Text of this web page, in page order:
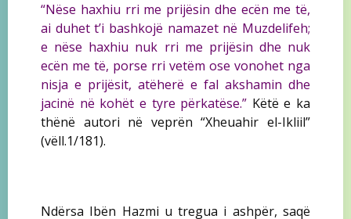
“Nëse haxhiu rri me prijësin dhe ecën me të,
ai duhet t’i bashkojë namazet në Muzdelifeh;
e nëse haxhiu nuk rri me prijësin dhe nuk
ecën me të, porse rri vetëm ose vonohet nga
nisja e prijësit, atëherë e fal akshamin dhe
jacinë në kohët e tyre përkatëse.” Këtë e ka
thënë autori në veprën “Xheuahir el-Ikliil”
(vëll.1/181).
Ndërsa Ibën Hazmi u tregua i ashpër, saqë